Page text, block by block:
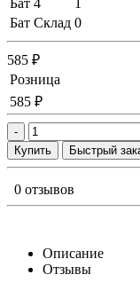
Бат Склад 0
585 ₽
Розница
585 ₽
-
Купить
Быстрый
0 отзывов
Описание
Отзывы